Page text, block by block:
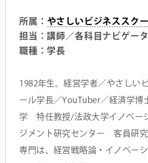
所属： やさしいビジネススク
担当：講師／各科目ナビゲー
職種：学長
1982年生。経営学者／やさしい
ール学長／YouTuber／経済学博
学 特任教授/法政大学イノベー
ジメント研究センター 客員研究
専門は、経営戦略論・イノベー